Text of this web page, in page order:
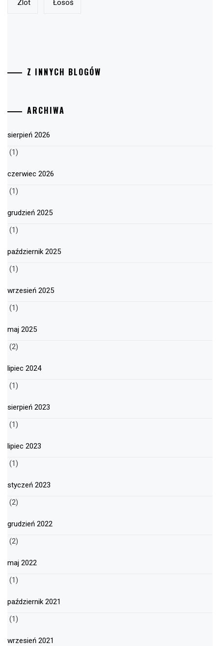
Zlot Łosoś
Z INNYCH BLOGÓW
ARCHIWA
sierpień 2026
(1)
czerwiec 2026
(1)
grudzień 2025
(1)
październik 2025
(1)
wrzesień 2025
(1)
maj 2025
(2)
lipiec 2024
(1)
sierpień 2023
(1)
lipiec 2023
(1)
styczeń 2023
(2)
grudzień 2022
(2)
maj 2022
(1)
październik 2021
(1)
wrzesień 2021